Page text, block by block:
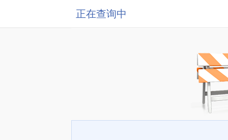
正在查询中